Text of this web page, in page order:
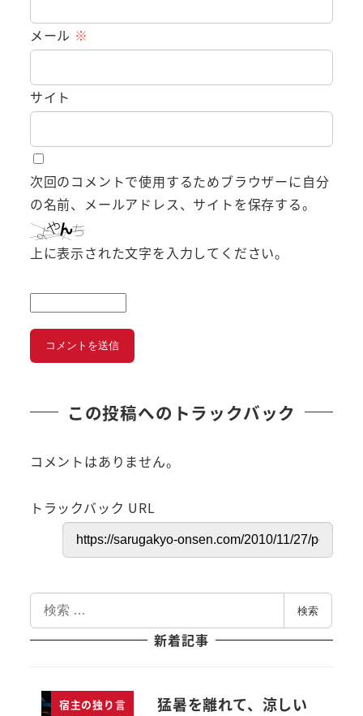
メール ※
サイト
次回のコメントで使用するためブラウザーに自分
の名前、メールアドレス、サイトを保存する。
上に表示された文字を入力してください。
この投稿へのトラックバック
コメントはありません。
トラックバック URL
索
検索
新着記事
宿主の独り言
猛暑を離れて、涼しい